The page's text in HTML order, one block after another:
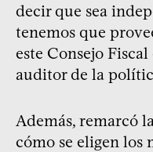
decir que sea
tenemos que
este Consejo
auditor de la
Además, remarcó
cómo se eligen los